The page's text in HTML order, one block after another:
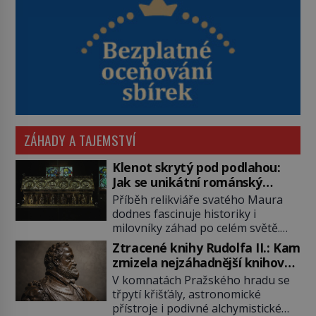
ZÁHADY A TAJEMSTVÍ
Klenot skrytý pod podlahou:
Jak se unikátní románský
poklad dostal do zapadlého
Bečova?
Příběh relikviáře svatého Maura
dodnes fascinuje historiky i
milovníky záhad po celém světě.
Tato románská zlatnická památka
ze 13. století je po českých
korunovačních klenotech druhým
nejcennějším movitým majetkem v
České republice. Přestože byl
klenot v roce 1985 po dramatickém
Ztracené knihy Rudolfa II.: Kam
zmizela nejzáhadnější knihovna
Evropy?
V komnatách Pražského hradu se
třpytí křišťály, astronomické
přístroje i podivné alchymistické